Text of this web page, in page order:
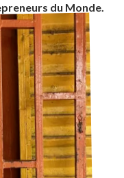
du Monde.